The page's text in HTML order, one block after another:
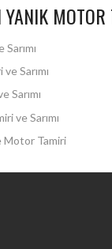
Sarımı
Sarımı
ve Sarımı
Motor Tamiri